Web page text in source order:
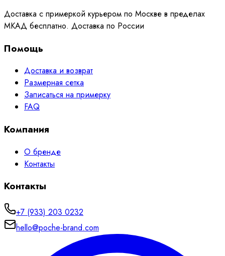
Доставка с примеркой курьером по Москве в пределах
МКАД бесплатно. Доставка по России
Помощь
Доставка и возврат
Размерная сетка
Записаться на примерку
FAQ
Компания
О бренде
Контакты
Контакты
+7 (933) 203 0232
hello@poche-brand.com